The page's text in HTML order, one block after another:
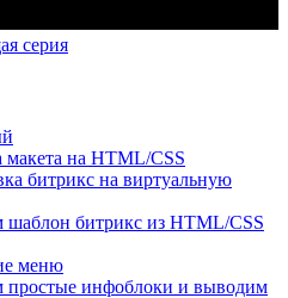
серия
на HTML/CSS
битрикс на виртуальную
шаблон битрикс из HTML/CSS
меню
простые инфоблоки и выводим